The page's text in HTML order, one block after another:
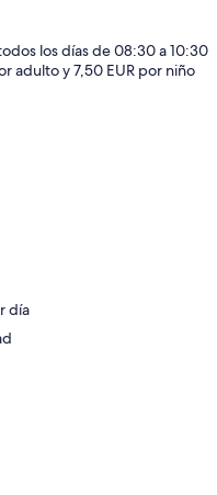
los días de 08:30 a 10:30
adulto y 7,50 EUR por niño
día